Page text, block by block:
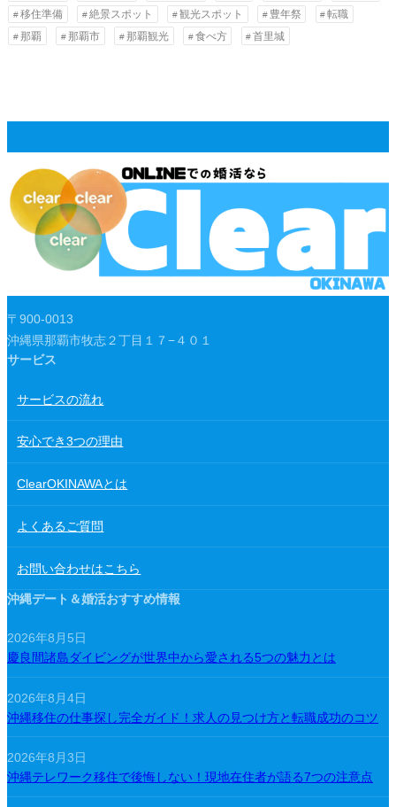
移住準備
絶景スポット 観光スポット 豊年祭
転職
那覇
那覇市 那覇観光 食べ方 首里城
〒900-0013
沖縄県那覇市牧志２丁目１７−４０１
サービス
サービスの流れ
安心でき3つの理由
ClearOKINAWAとは
よくあるご質問
お問い合わせはこちら
沖縄デート＆婚活おすすめ情報
2026年8月5日
慶良間諸島ダイビングが世界中から愛される5つの魅力とは
2026年8月4日
沖縄移住の仕事探し完全ガイド！求人の見つけ方と転職成功のコツ
2026年8月3日
沖縄テレワーク移住で後悔しない！現地在住者が語る7つの注意点